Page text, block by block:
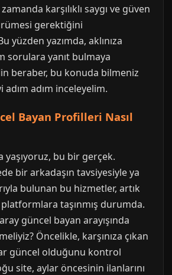
zamanda karşılıklı saygı ve güven
gerektiğini
yüzden yazımda, aklınıza
sorulara yanıt bulmaya
beraber, bu konuda bilmeniz
adım inceleyelim.
Bayan Profilleri Nasıl
yaşıyoruz, bu bir gerçek.
bir arkadaşın tavsiyesiyle ya
bulunan bu hizmetler, artık
taşınmış durumda.
güncel bayan arayışında
Öncelikle, karşınıza çıkan
güncel olduğunu kontrol
site, aylar öncesinin ilanlarını